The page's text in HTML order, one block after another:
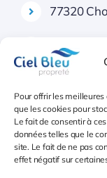
Pour offrir les
que les cookies pour
Le fait de consentir à
données telles que le
site. Le fait de ne pas
effet négatif sur
77320
77730 Citry
77370
77440